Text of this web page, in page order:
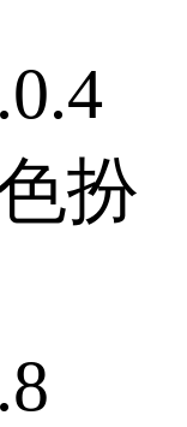
扮